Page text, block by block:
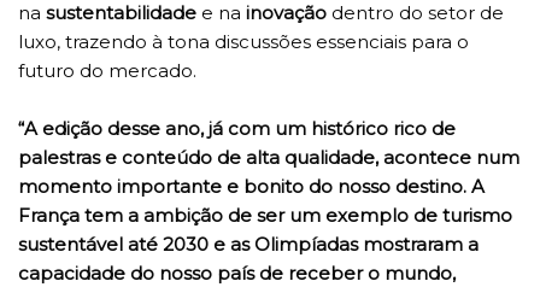
na sustentabilidade e na inovação dentro do setor de
luxo, trazendo à tona discussões essenciais para o
futuro do mercado.
“A edição desse ano, já com um histórico rico de
palestras e conteúdo de alta qualidade, acontece num
momento importante e bonito do nosso destino. A
França tem a ambição de ser um exemplo de turismo
sustentável até 2030 e as Olimpíadas mostraram a
capacidade do nosso país de receber o mundo,